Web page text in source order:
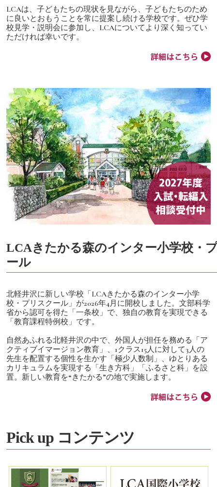
LCAは、子どもたちの現状を見ながら、子どもたちのため
に良いとおもうことを常に提案し続ける学校です。ぜひ学
校見学・説明会に参加し、LCAについてより深く知ってい
ただければ幸いです。
LCAきたかる森のインター小学校・
ール
北軽井沢に新しい学校「LCAきたかる森のインター小学
校・プリスクール」が2026年4月に開校しました。文部科学
省から認可を得た「一条校」で、独自の教育を実現できる
「教育課程特例校」です。
自然あふれる北軽井沢の中で、外国人が担任を務める「ア
クティブイマージョン教育」、1クラス15人に対して3人の
先生を配置する個性を生かす「極少人数制」、ゆとりある
カリキュラムを実現する「生き方科」「ふるさと科」を設
置。新しい教育を“きたかる”の地で実施します。
Pick up コンテンツ